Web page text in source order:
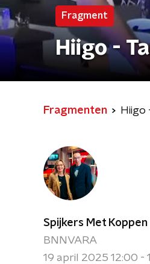
Fragment
Hiigo -
Fragmenten Hiigo
Spijkers Met Koppen
BNNVARA
19 april 2025 12:00 -